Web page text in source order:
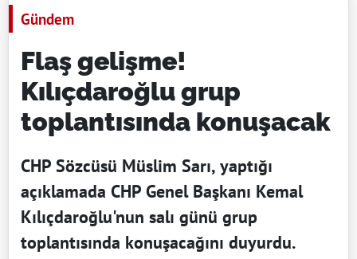
Gündem
Flaş gelişme!
Kılıçdaroğlu grup
toplantısında konuşacak
CHP Sözcüsü Müslim Sarı, yaptığı
açıklamada CHP Genel Başkanı Kemal
Kılıçdaroğlu'nun salı günü grup
toplantısında konuşacağını duyurdu.